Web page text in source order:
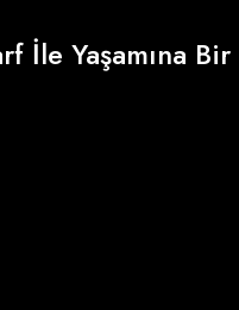
İle Yaşamına